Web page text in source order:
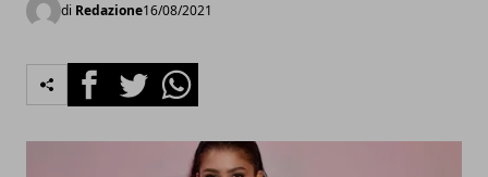
di Redazione16/08/2021
FacebookTwitterWhatsapp